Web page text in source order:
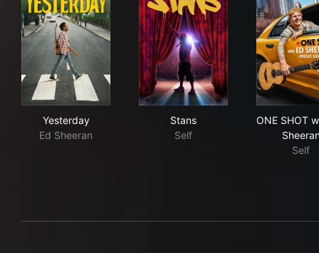
Yesterday
Ed Sheeran
Stans
Self
ONE SHOT
Self